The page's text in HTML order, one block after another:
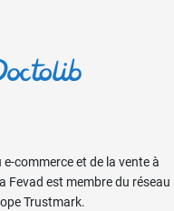
commerce et de la vente à
Fevad est membre du réseau
Trustmark.